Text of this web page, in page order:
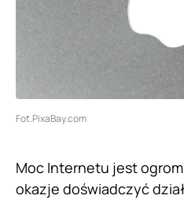
Fot.PixaBay.com
Moc Internetu jest
okazje doświadczyć